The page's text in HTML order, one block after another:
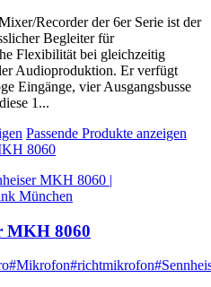
Recorder der 6er Serie ist der
Begleiter für
Flexibilität bei gleichzeitig
Audioproduktion. Er verfügt
Eingänge, vier Ausgangsbusse
1...
Passende Produkte anzeigen
8060
MKH 8060
#Mikrofon#richtmikrofon